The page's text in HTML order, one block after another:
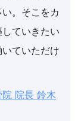
。そこをカ
ていきたい
ていただけ
院長 鈴木